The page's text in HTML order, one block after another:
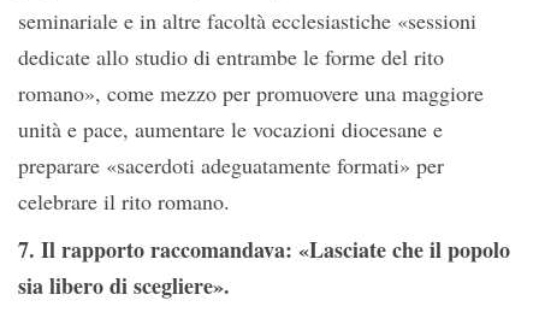
seminariale e in altre facoltà ecclesiastiche «sessioni
dedicate allo studio di entrambe le forme del rito
romano», come mezzo per promuovere una maggiore
unità e pace, aumentare le vocazioni diocesane e
preparare «sacerdoti adeguatamente formati» per
celebrare il rito romano.
7. Il rapporto raccomandava: «Lasciate che il popolo
sia libero di scegliere».